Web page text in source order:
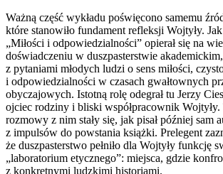
Ważną część wykładu poświęcono samemu
które stanowiło fundament refleksji Wojtyły.
„Miłości i odpowiedzialności” opierał się na
doświadczeniu w duszpasterstwie
z pytaniami młodych ludzi o sens miłości,
i odpowiedzialności w czasach gwałtownych
obyczajowych. Istotną rolę odegrał tu Jerzy
ojciec rodziny i bliski współpracownik Wojtyły.
rozmowy z nim stały się, jak pisał później sam
z impulsów do powstania książki. Prelegent
że duszpasterstwo pełniło dla Wojtyły funkcję
„laboratorium etycznego”: miejsca, gdzie
z konkretnymi ludzkimi historiami.